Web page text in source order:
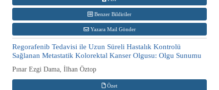
Benzer Bildiriler
Yazara Mail Gönder
Regorafenib Tedavisi ile Uzun Süreli Hastalık Kontrolü
Sağlanan Metastatik Kolorektal Kanser Olgusu: Olgu Sunumu
Pınar Ezgi Dama, İlhan Öztop
Özet